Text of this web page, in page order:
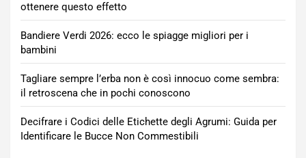
ottenere questo effetto
Bandiere Verdi 2026: ecco le spiagge migliori per i
bambini
Tagliare sempre l’erba non è così innocuo come sembra:
il retroscena che in pochi conoscono
Decifrare i Codici delle Etichette degli Agrumi: Guida per
Identificare le Bucce Non Commestibili